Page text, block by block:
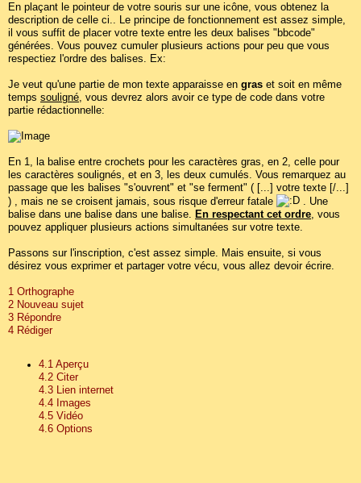
En plaçant le pointeur de votre souris sur une icône, vous obtenez la
description de celle ci.. Le principe de fonctionnement est assez simple,
il vous suffit de placer votre texte entre les deux balises "bbcode"
générées. Vous pouvez cumuler plusieurs actions pour peu que vous
respectiez l'ordre des balises. Ex:
Je veut qu'une partie de mon texte apparaisse en gras et soit en même
temps souligné , vous devrez alors avoir ce type de code dans votre
partie rédactionnelle:
En 1, la balise entre crochets pour les caractères gras, en 2, celle pour
les caractères soulignés, et en 3, les deux cumulés. Vous remarquez au
passage que les balises "s'ouvrent" et "se ferment" ( [...] votre texte [/...]
) , mais ne se croisent jamais, sous risque d'erreur fatale
. Une
balise dans une balise dans une balise. En respectant cet ordre, vous
pouvez appliquer plusieurs actions simultanées sur votre texte.
Passons sur l'inscription, c'est assez simple. Mais ensuite, si vous
désirez vous exprimer et partager votre vécu, vous allez devoir écrire.
1 Orthographe
2 Nouveau sujet
3 Répondre
4 Rédiger
4.1 Aperçu
4.2 Citer
4.3 Lien internet
4.4 Images
4.5 Vidéo
4.6 Options